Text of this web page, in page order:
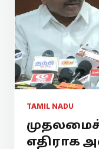
TAMIL NADU
எதிராக